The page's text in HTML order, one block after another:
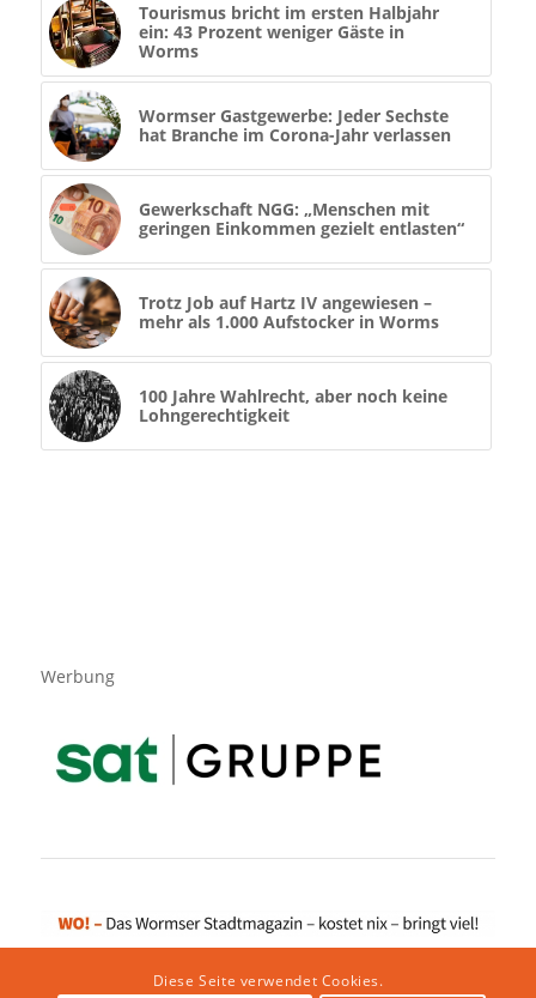
Tourismus bricht im ersten Halbjahr
ein: 43 Prozent weniger Gäste in
Worms
Wormser Gastgewerbe: Jeder Sechste
hat Branche im Corona-Jahr verlassen
Gewerkschaft NGG: „Menschen mit
geringen Einkommen gezielt entlasten“
Trotz Job auf Hartz IV angewiesen –
mehr als 1.000 Aufstocker in Worms
100 Jahre Wahlrecht, aber noch keine
Lohngerechtigkeit
Werbung
Diese Seite verwendet Cookies.